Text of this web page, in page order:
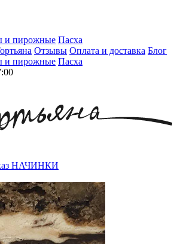
и пирожные Пасха
Отзывы Оплата и доставка Блог
и пирожные Пасха
НАЧИНКИ